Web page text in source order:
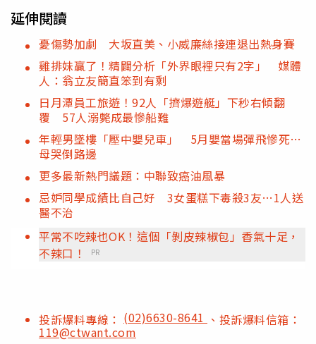
延伸閱讀
憂傷勢加劇 大坂直美、小威廉絲接連退出熱身賽
雞排妹贏了！精闢分析「外界眼裡只有2字」 媒體
人：翁立友簡直笨到有剩
日月潭員工旅遊！92人「擠爆遊艇」下秒右傾翻
覆 57人溺斃成最慘船難
年輕男墜樓「壓中嬰兒車」 5月嬰當場彈飛慘死…
母哭倒路邊
更多最新熱門議題：中聯致癌油風暴
忌妒同學成績比自己好 3女蛋糕下毒殺3友…1人送
醫不治
平常不吃辣也OK！這個「剝皮辣椒包」香氣十足，
不辣口！
PR
投訴爆料專線： (02)6630-8641 、投訴爆料信箱：
119@ctwant.com